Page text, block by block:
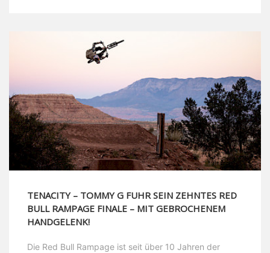
TENACITY – TOMMY G FUHR SEIN ZEHNTES RED
BULL RAMPAGE FINALE – MIT GEBROCHENEM
HANDGELENK!
Die Red Bull Rampage ist seit über 10 Jahren der